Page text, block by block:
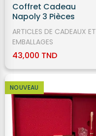
Coffret Cadeau
Napoly 3 Pièces
ARTICLES DE CADEAUX ET
EMBALLAGES
43,000 TND
NOUVEAU